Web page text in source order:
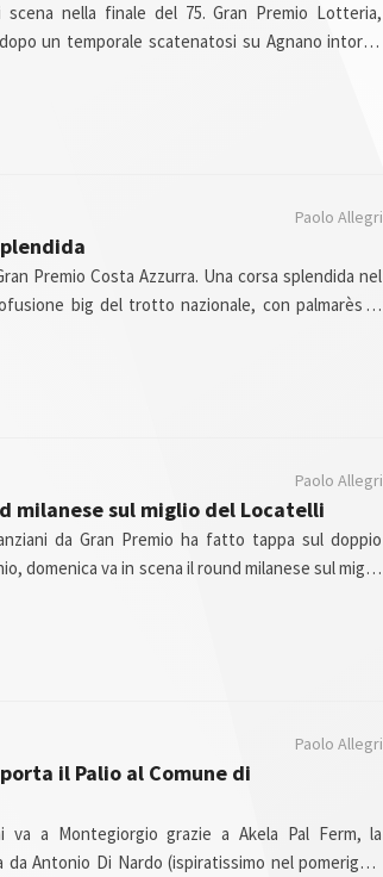
nella finale del 75. Gran Premio Lotteria,
un temporale scatenatosi su Agnano intorno
aveva passeggiato in batteria, sembrava avviato
partenopea.
Paolo Allegri
Premio Costa Azzurra. Una corsa splendida nel
big del trotto nazionale, con palmarès di
gruppo 1.
Paolo Allegri
milanese sul miglio del Locatelli
da Gran Premio ha fatto tappa sul doppio
domenica va in scena il round milanese sul miglio
importante dell'ippica lombarda al quale si deve
di Montecatini.
Paolo Allegri
il Palio al Comune di
va a Montegiorgio grazie a Akela Pal Ferm, la
Antonio Di Nardo (ispiratissimo nel pomeriggio